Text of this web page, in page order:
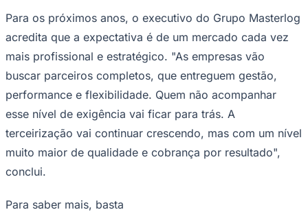
Para os próximos anos, o executivo do Grupo Masterlog
acredita que a expectativa é de um mercado cada vez
mais profissional e estratégico. "As empresas vão
buscar parceiros completos, que entreguem gestão,
performance e flexibilidade. Quem não acompanhar
esse nível de exigência vai ficar para trás. A
terceirização vai continuar crescendo, mas com um nível
muito maior de qualidade e cobrança por resultado",
conclui.
Para saber mais, basta